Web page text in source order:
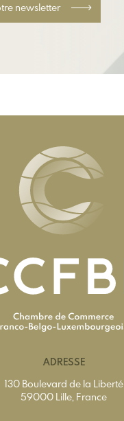
newsletter
ADRESSE
130 Boulevard de la Liberté
59000 Lille, France